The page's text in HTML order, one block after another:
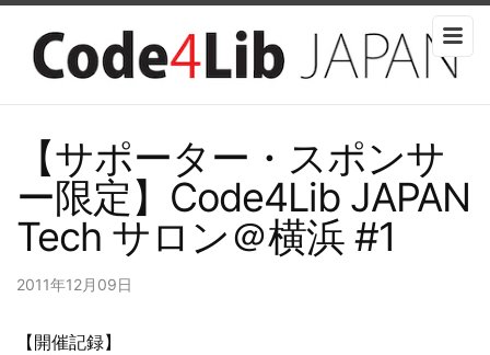
【サポーター・スポンサ
ー限定】Code4Lib JAPAN
Tech サロン＠横浜 #1
2011年12月09日
【開催記録】